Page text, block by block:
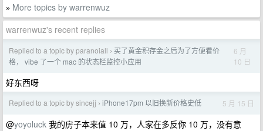
» More topics by warrenwuz
warrenwuz's recent replies
Replied to a topic by paranoiall › 买了黄金积存金之后为了方便看价
格， vibe 了一个 mac 的状态栏监控小应用
6 月
10 日
好东西呀
Replied to a topic by sincejj › iPhone17pm 以旧换新价格史低 5 月 15 日
@yoyoluck 我的房子本来值 10 万，人家在多反你 10 万，没有意